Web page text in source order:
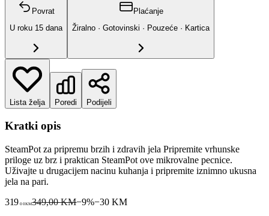
Povrat
U roku 15 dana
Plaćanje
Žiralno · Gotovinski · Pouzeće · Kartica
Lista želja Poredi Podijeli
Kratki opis
SteamPot za pripremu brzih i zdravih jela Pripremite vrhunske
priloge uz brz i praktican SteamPot ove mikrovalne pecnice.
Uživajte u drugacijem nacinu kuhanja i pripremite iznimno ukusna
jela na pari.
319 00KM349,00 KM−9%−30 KM